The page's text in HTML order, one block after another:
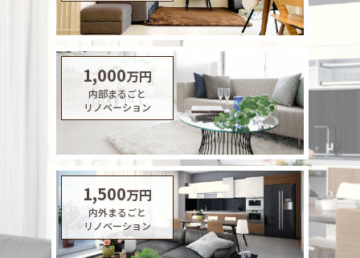
1,000万円
内部まるごと
リノベーション
1,500万円
内外まるごと
リノベーション